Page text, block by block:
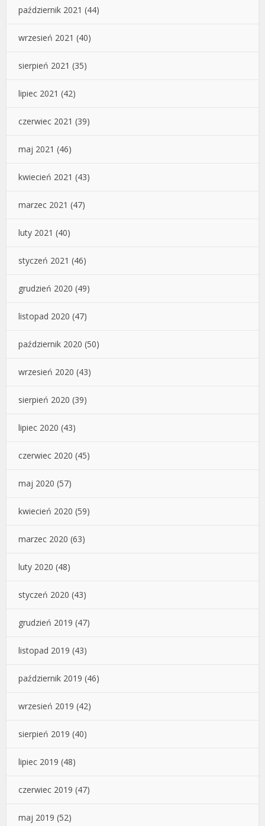
październik 2021 (44)
wrzesień 2021 (40)
sierpień 2021 (35)
lipiec 2021 (42)
czerwiec 2021 (39)
maj 2021 (46)
kwiecień 2021 (43)
marzec 2021 (47)
luty 2021 (40)
styczeń 2021 (46)
grudzień 2020 (49)
listopad 2020 (47)
październik 2020 (50)
wrzesień 2020 (43)
sierpień 2020 (39)
lipiec 2020 (43)
czerwiec 2020 (45)
maj 2020 (57)
kwiecień 2020 (59)
marzec 2020 (63)
luty 2020 (48)
styczeń 2020 (43)
grudzień 2019 (47)
listopad 2019 (43)
październik 2019 (46)
wrzesień 2019 (42)
sierpień 2019 (40)
lipiec 2019 (48)
czerwiec 2019 (47)
maj 2019 (52)